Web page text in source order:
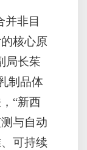
并非目
核心原
局长茱
制品体
“新西
与自动
可持续